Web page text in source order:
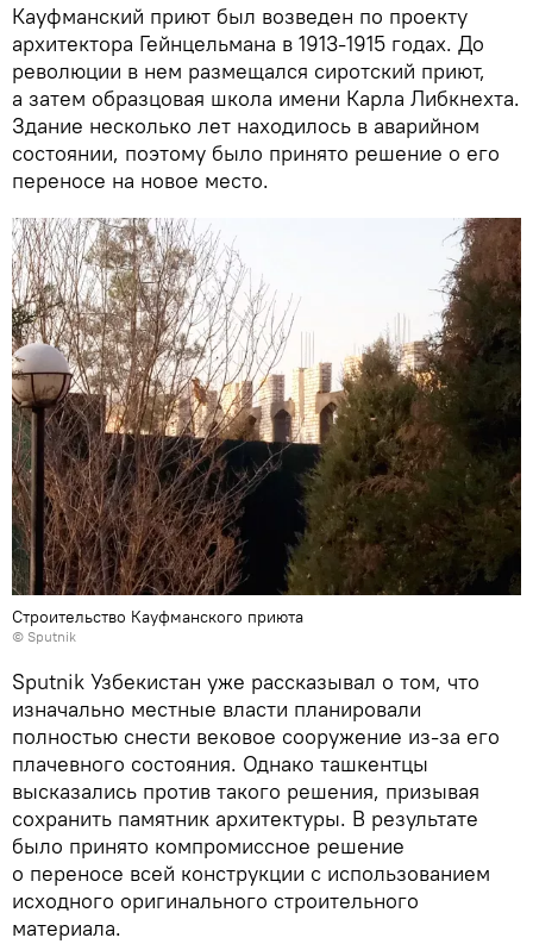
Кауфманский приют был возведен по проекту
архитектора Гейнцельмана в 1913-1915 годах. До
революции в нем размещался сиротский приют,
а затем образцовая школа имени Карла Либкнехта.
Здание несколько лет находилось в аварийном
состоянии, поэтому было принято решение о его
переносе на новое место.
Строительство Кауфманского приюта
© Sputnik
Sputnik Узбекистан уже рассказывал о том, что
изначально местные власти планировали
полностью снести вековое сооружение из-за его
плачевного состояния. Однако ташкентцы
высказались против такого решения, призывая
сохранить памятник архитектуры. В результате
было принято компромиссное решение
о переносе всей конструкции с использованием
исходного оригинального строительного
материала.